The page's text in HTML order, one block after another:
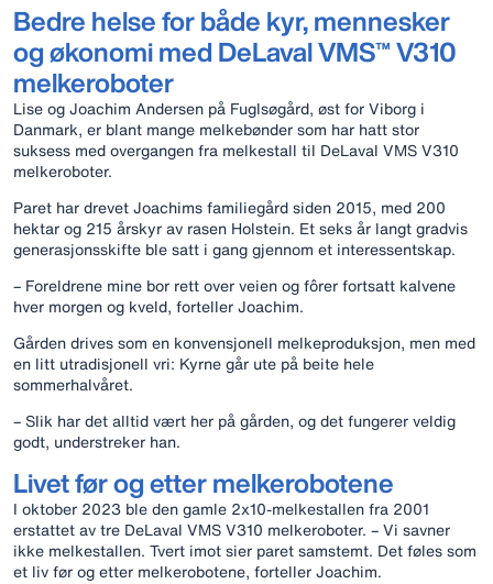
Bedre helse for både kyr, mennesker
og økonomi med DeLaval VMS™ V310
melkeroboter
Lise og Joachim Andersen på Fuglsøgård, øst for Viborg i
Danmark, er blant mange melkebønder som har hatt stor
suksess med overgangen fra melkestall til DeLaval VMS V310
melkeroboter.
Paret har drevet Joachims familiegård siden 2015, med 200
hektar og 215 årskyr av rasen Holstein. Et seks år langt gradvis
generasjonsskifte ble satt i gang gjennom et interessentskap.
– Foreldrene mine bor rett over veien og fôrer fortsatt kalvene
hver morgen og kveld, forteller Joachim.
Gården drives som en konvensjonell melkeproduksjon, men med
en litt utradisjonell vri: Kyrne går ute på beite hele
sommerhalvåret.
– Slik har det alltid vært her på gården, og det fungerer veldig
godt, understreker han.
Livet før og etter melkerobotene
I oktober 2023 ble den gamle 2x10-melkestallen fra 2001
erstattet av tre DeLaval VMS V310 melkeroboter. – Vi savner
ikke melkestallen. Tvert imot sier paret samstemt. Det føles som
et liv før og etter melkerobotene, forteller Joachim.